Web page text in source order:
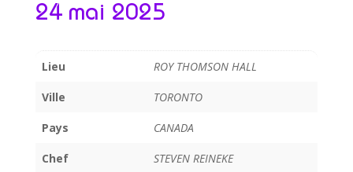
24 mai 2025
Lieu ROY THOMSON HALL
Ville TORONTO
Pays CANADA
Chef STEVEN REINEKE